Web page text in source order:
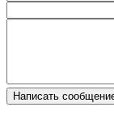
Написать